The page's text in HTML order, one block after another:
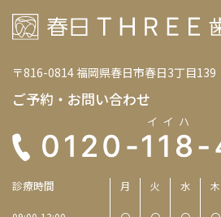
〒816-0814 福岡県春日市春日3丁目139
ご予約・お問い合わせ
診療時間 月 火 水 木